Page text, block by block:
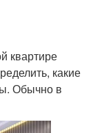
квартире
какие
Обычно в